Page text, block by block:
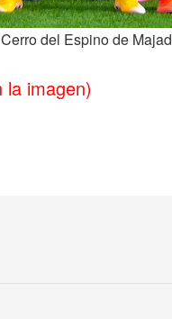
del Espino de
la imagen)